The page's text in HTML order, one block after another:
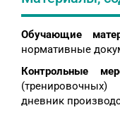
Обучающие
нормативные
Контрольные
(тренировочных)
дневник